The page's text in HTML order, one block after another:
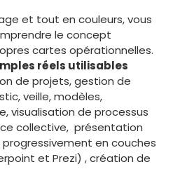
et tout en couleurs, vous
le concept
cartes opérationnelles.
réels utilisables
de projets, gestion de
veille, modèles,
visualisation de processus
collective, présentation
en couches
et Prezi) , création de